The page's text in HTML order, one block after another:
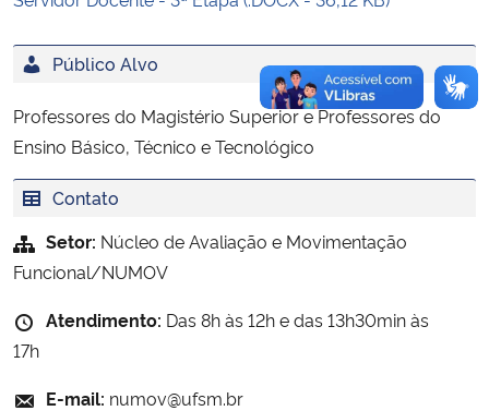
Público Alvo
Professores do Magistério Superior e Professores do
Ensino Básico, Técnico e Tecnológico
Contato
Setor: Núcleo de Avaliação e Movimentação
Funcional/NUMOV
Atendimento: Das 8h às 12h e das 13h30min às
17h
E-mail: numov@ufsm.br